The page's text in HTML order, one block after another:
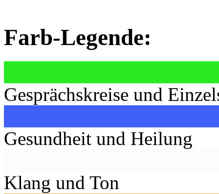
Farb-Legende:
Gesprächskreise und
Gesundheit und Heilung
Klang und Ton